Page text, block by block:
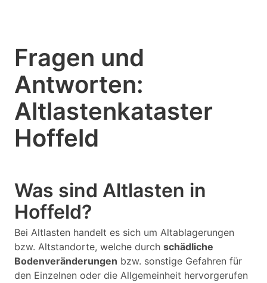
Fragen und
Antworten:
Altlastenkataster
Hoffeld
Was sind Altlasten in
Hoffeld?
Bei Altlasten handelt es sich um Altablagerungen
bzw. Altstandorte, welche durch schädliche
Bodenveränderungen bzw. sonstige Gefahren für
den Einzelnen oder die Allgemeinheit hervorgerufen